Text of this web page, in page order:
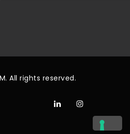
All rights reserved.